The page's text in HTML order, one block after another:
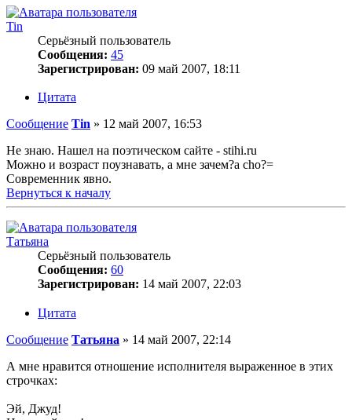
Tin
Серьёзный пользователь
Сообщения: 45
Зарегистрирован: 09 май 2007, 18:11
Цитата
Сообщение Tin » 12 май 2007, 16:53
Не знаю. Нашел на поэтическом сайте - stihi.ru
Можно и возраст поузнавать, а мне зачем?a cho?=
Современник явно.
Вернуться к началу
Татьяна
Серьёзный пользователь
Сообщения: 60
Зарегистрирован: 14 май 2007, 22:03
Цитата
Сообщение Татьяна » 14 май 2007, 22:14
А мне нравится отношение исполнителя выраженное в этих
строчках:
Эй, Джуд!